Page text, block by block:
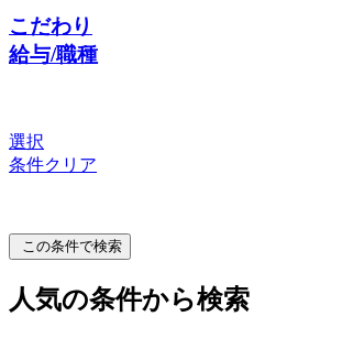
こだわり
給与/職種
選択
条件クリア
この条件で検索
人気の条件から検索